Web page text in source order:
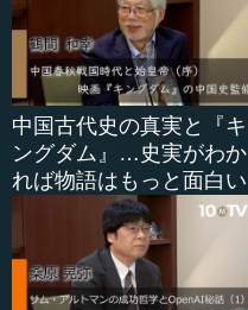
中国古代史の真実と『キ
ングダム』…史実がわか
れば物語はもっと面白い